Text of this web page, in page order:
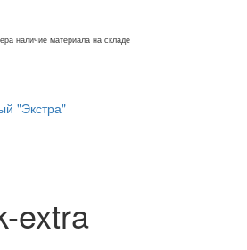
наличие материала на складе
"Экстра"
extra